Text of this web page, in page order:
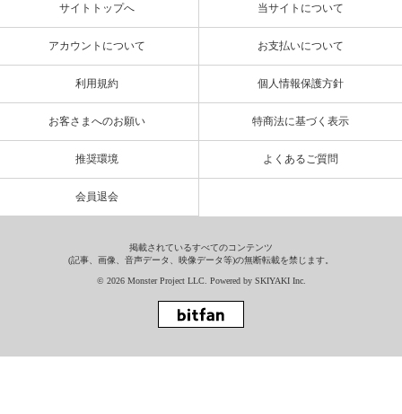
サイトトップへ 当サイトについて
アカウントについて お支払いについて
利用規約 個人情報保護方針
お客さまへのお願い 特商法に基づく表示
推奨環境 よくあるご質問
会員退会
掲載されているすべてのコンテンツ
(記事、画像、音声データ、映像データ等)の無断転載を禁じます。
© 2026 Monster Project LLC. Powered by SKIYAKI Inc.